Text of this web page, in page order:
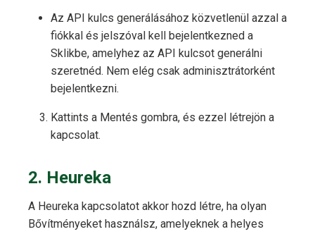
Az API kulcs generálásához közvetlenül azzal a
fiókkal és jelszóval kell bejelentkezned a
Sklikbe, amelyhez az API kulcsot generálni
szeretnéd. Nem elég csak adminisztrátorként
bejelentkezni.
Kattints a Mentés gombra, és ezzel létrejön a
kapcsolat.
2. Heureka
A Heureka kapcsolatot akkor hozd létre, ha olyan
Bővítményeket használsz, amelyeknek a helyes